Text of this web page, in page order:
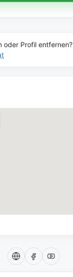
oder Profil entfernen?